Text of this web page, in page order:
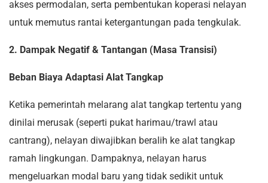
akses permodalan, serta pembentukan koperasi nelayan
untuk memutus rantai ketergantungan pada tengkulak.
2. Dampak Negatif & Tantangan (Masa Transisi)
Beban Biaya Adaptasi Alat Tangkap
Ketika pemerintah melarang alat tangkap tertentu yang
dinilai merusak (seperti pukat harimau/trawl atau
cantrang), nelayan diwajibkan beralih ke alat tangkap
ramah lingkungan. Dampaknya, nelayan harus
mengeluarkan modal baru yang tidak sedikit untuk